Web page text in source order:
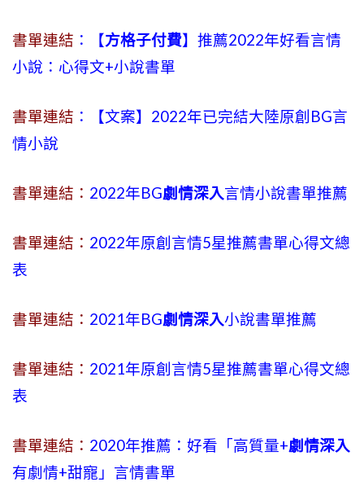
書單連結 ：【方格子付費】推薦2022年好看言情
小說：心得文+小說書單
書單連結 ：【文案】2022年已完結大陸原創BG言
情小說
書單連結： 2022年BG劇情深入言情小說書單推薦
書單連結： 2022年原創言情5星推薦書單心得文總
表
書單連結： 2021年BG劇情深入小說書單推薦
書單連結： 2021年原創言情5星推薦書單心得文總
表
書單連結： 2020年推薦：好看「高質量+劇情深入
有劇情+甜寵」言情書單